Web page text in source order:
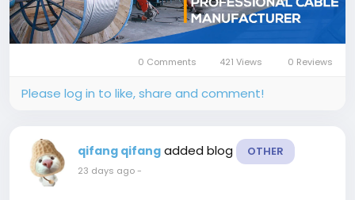
0 Comments 421 Views 0 Reviews
Please log in to like, share and comment!
qifang qifang added blog OTHER
23 days ago-